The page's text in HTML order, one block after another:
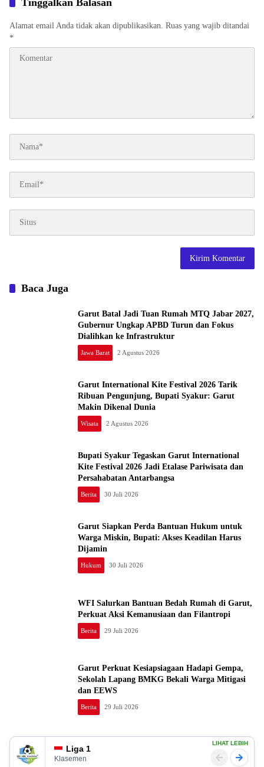
Alamat email Anda tidak akan dipublikasikan. Ruas yang wajib ditandai
*
Baca Juga
Garut Batal Jadi Tuan Rumah MTQ Jabar 2027,
Gubernur Ungkap APBD Turun dan Fokus
Dialihkan ke Infrastruktur
Jawa Barat 2 Agustus 2026
Garut International Kite Festival 2026 Tarik
Ribuan Pengunjung, Bupati Syakur: Garut
Makin Dikenal Dunia
Wisata 2 Agustus 2026
Bupati Syakur Tegaskan Garut International
Kite Festival 2026 Jadi Etalase Pariwisata dan
Persahabatan Antarbangsa
Berita 30 Juli 2026
Garut Siapkan Perda Bantuan Hukum untuk
Warga Miskin, Bupati: Akses Keadilan Harus
Dijamin
Hukum 30 Juli 2026
WFI Salurkan Bantuan Bedah Rumah di Garut,
Perkuat Aksi Kemanusiaan dan Filantropi
Berita 29 Juli 2026
Garut Perkuat Kesiapsiagaan Hadapi Gempa,
Sekolah Lapang BMKG Bekali Warga Mitigasi
dan EEWS
Berita 29 Juli 2026
Liga 1
Klasemen
LIHAT LEBIH